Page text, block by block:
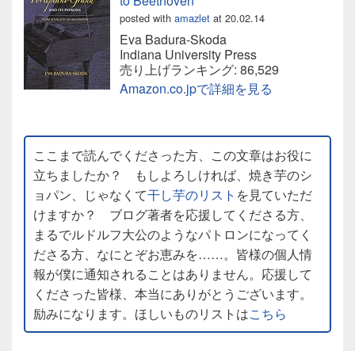
posted with amazlet at 20.02.14
Eva Badura-Skoda
Indiana University Press
売り上げランキング: 86,529
Amazon.co.jpで詳細を見る
ここまで読んでくださった方、この文章はお役に
立ちましたか？ もしよろしければ、焼き芋のシ
ョパン、じゃなくて干し芋のリスト を見ていただ
けますか？ ブログ著者を応援してくださる方、
まるでルドルフ大公のようなパトロンになってく
ださる方、なにとぞお恵みを……。皆様の個人情
報が僕に通知されることはありません。応援して
くださった皆様、本当にありがとうございます。
励みになります。ほしいものリストはこちら